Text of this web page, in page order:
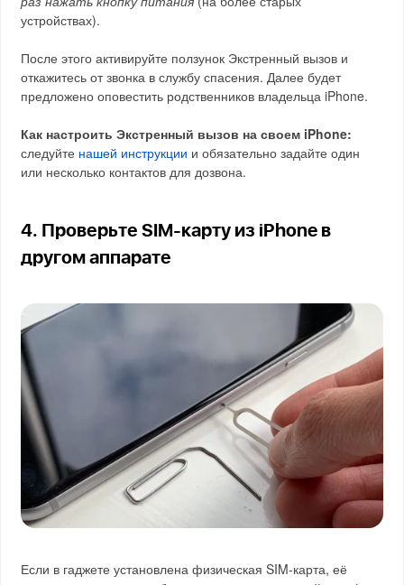
устройствах).
После этого активируйте ползунок Экстренный вызов и
откажитесь от звонка в службу спасения. Далее будет
предложено оповестить родственников владельца iPhone.
Как настроить Экстренный вызов на своем iPhone:
следуйте нашей инструкции и обязательно задайте один
или несколько контактов для дозвона.
4. Проверьте SIM-карту из iPhone в
другом аппарате
Если в гаджете установлена физическая SIM-карта, её